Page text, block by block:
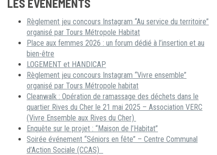
LES ÉVÉNEMENTS
Règlement jeu concours Instagram “Au service du territoire”
organisé par Tours Métropole Habitat
Place aux femmes 2026 : un forum dédié à l’insertion et au
bien-être
LOGEMENT et HANDICAP
Règlement jeu concours Instagram “Vivre ensemble”
organisé par Tours Métropole habitat
Cleanwalk : Opération de ramassage des déchets dans le
quartier Rives du Cher le 21 mai 2025 – Association VERC
(Vivre Ensemble aux Rives du Cher)
Enquête sur le projet : “Maison de l’Habitat”
Soirée événement “Séniors en fête” – Centre Communal
d’Action Sociale (CCAS)